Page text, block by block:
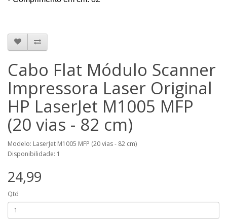
Cabo Flat Módulo Scanner
Impressora Laser Original
HP LaserJet M1005 MFP
(20 vias - 82 cm)
Modelo: LaserJet M1005 MFP (20 vias - 82 cm)
Disponibilidade: 1
24,99
Qtd